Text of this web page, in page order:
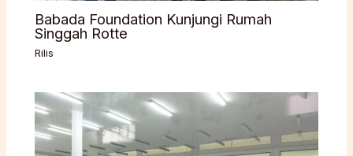
Babada Foundation Kunjungi Rumah
Singgah Rotte
Rilis